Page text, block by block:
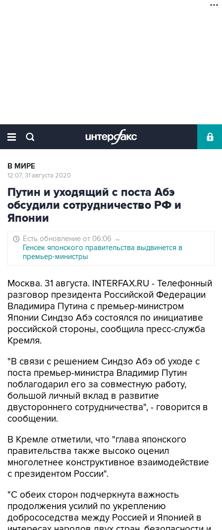
В МИРЕ
12:07, 31 августа 2020
Путин и уходящий с поста Абэ
обсудили сотрудничество РФ и
Японии
Есть обновление от 06:06 →
Генсек японского правительства выдвинется в
премьер-министры
Москва. 31 августа. INTERFAX.RU - Телефонный
разговор президента Российской Федерации
Владимира Путина с премьер-министром
Японии Синдзо Абэ состоялся по инициативе
российской стороны, сообщила пресс-служба
Кремля.
"В связи с решением Синдзо Абэ об уходе с
поста премьер-министра Владимир Путин
поблагодарил его за совместную работу,
большой личный вклад в развитие
двустороннего сотрудничества", - говорится в
сообщении.
В Кремле отметили, что "глава японского
правительства также высоко оценил
многолетнее конструктивное взаимодействие
с президентом России".
"С обеих сторон подчеркнута важность
продолжения усилий по укреплению
добрососедства между Россией и Японией в